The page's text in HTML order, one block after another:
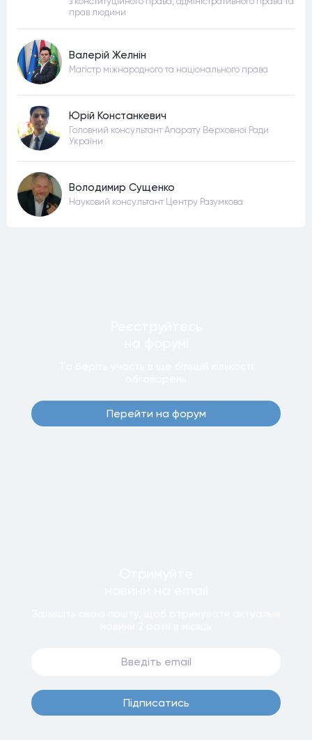
прав людини
Валерій Желнін
Магістр міжнародного та національного права
Юрій Констанкевич
Головний консультант Апарату Верховної Ради
України
Володимир Сущенко
Науковий консультант Центру Разумкова
Перейти на форум
Пiдписатись